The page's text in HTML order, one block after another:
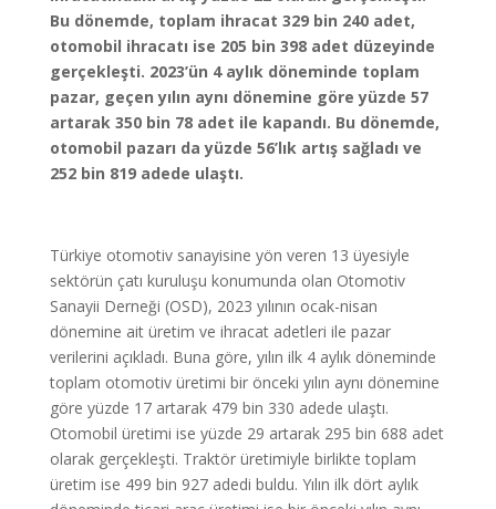
Bu dönemde, toplam ihracat 329 bin 240 adet,
otomobil ihracatı ise 205 bin 398 adet düzeyinde
gerçekleşti. 2023’ün 4 aylık döneminde toplam
pazar, geçen yılın aynı dönemine göre yüzde 57
artarak 350 bin 78 adet ile kapandı. Bu dönemde,
otomobil pazarı da yüzde 56’lık artış sağladı ve
252 bin 819 adede ulaştı.
Türkiye otomotiv sanayisine yön veren 13 üyesiyle
sektörün çatı kuruluşu konumunda olan Otomotiv
Sanayii Derneği (OSD), 2023 yılının ocak-nisan
dönemine ait üretim ve ihracat adetleri ile pazar
verilerini açıkladı. Buna göre, yılın ilk 4 aylık döneminde
toplam otomotiv üretimi bir önceki yılın aynı dönemine
göre yüzde 17 artarak 479 bin 330 adede ulaştı.
Otomobil üretimi ise yüzde 29 artarak 295 bin 688 adet
olarak gerçekleşti. Traktör üretimiyle birlikte toplam
üretim ise 499 bin 927 adedi buldu. Yılın ilk dört aylık